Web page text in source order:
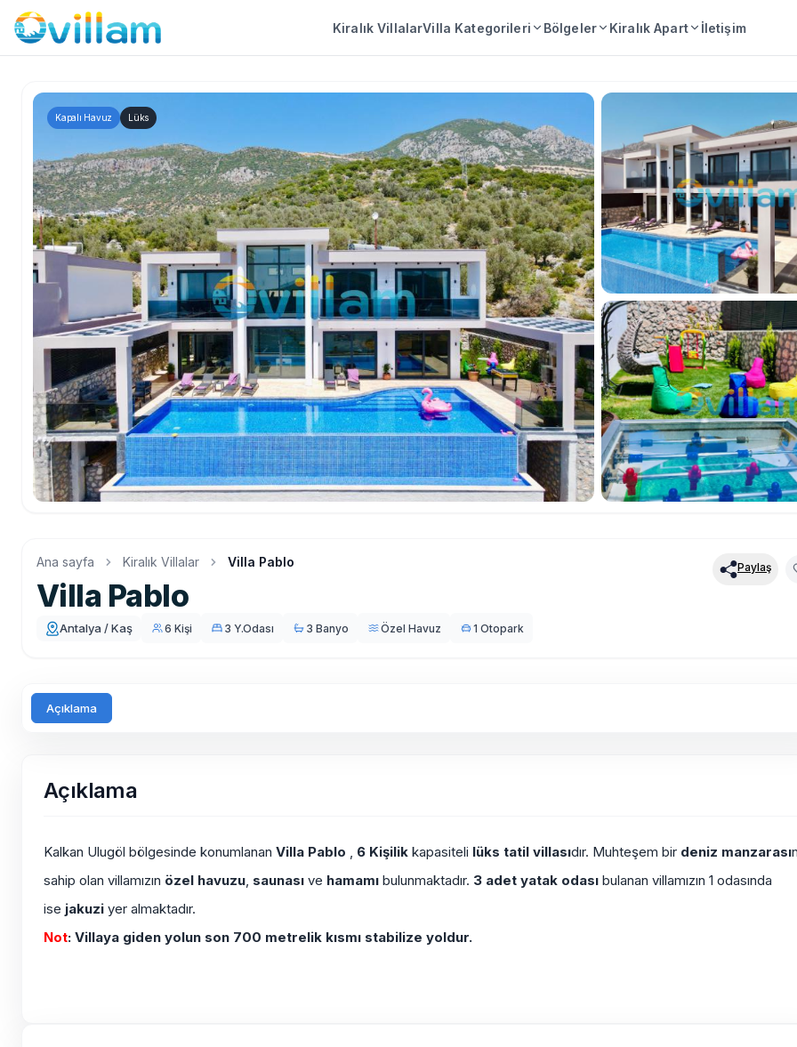
Kiralık VillalarVilla Kategorileri Bölgeler Kiralık Apart İletişim
Kapalı Havuz Lüks
Ana sayfa Kiralık Villalar Villa Pablo
Villa Pablo
Paylaş
Antalya / Kaş 6 Kişi 3 Y.Odası 3 Banyo Özel Havuz 1 Otopark
Açıklama
Açıklama
Kalkan Ulugöl bölgesinde konumlanan Villa Pablo , 6 Kişilik kapasiteli lüks tatil villasıdır. Muhteşem bir deniz manzarası
sahip olan villamızın özel havuzu, saunası ve hamamı bulunmaktadır. 3 adet yatak odası bulanan villamızın 1 odasında
ise jakuzi yer almaktadır.
Not: Villaya giden yolun son 700 metrelik kısmı stabilize yoldur.